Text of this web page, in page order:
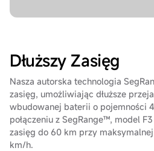
Dłuższy Zasięg
Nasza autorska technologia
zasięg, umożliwiając dłuższe
wbudowanej baterii o pojemności
połączeniu z SegRange™, model
zasięg do 60 km przy
km/h.